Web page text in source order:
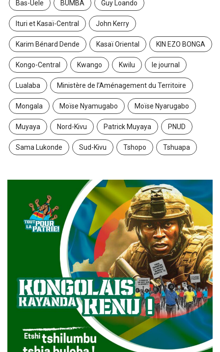
Bas-Uele BUMBA Guy Loando
Ituri et Kasaï-Central John Kerry
Karim Bénard Dende Kasaï Oriental KIN EZO BONGA
Kongo-Central Kwango Kwilu le journal
Lualaba Ministère de l’Aménagement du Territoire
Mongala Moïse Nyamugabo Moïse Nyarugabo
Muyaya Nord-Kivu Patrick Muyaya PNUD
Sama Lukonde Sud-Kivu Tshopo Tshuapa